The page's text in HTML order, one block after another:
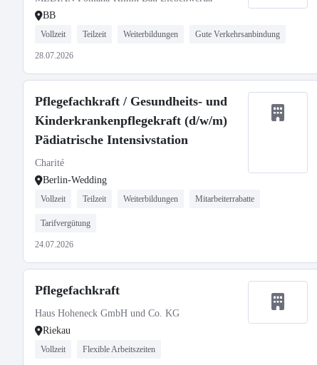
BB
Vollzeit Teilzeit Weiterbildungen Gute Verkehrsanbindung
28.07.2026
Pflegefachkraft / Gesundheits- und
Kinderkrankenpflegekraft (d/w/m)
Pädiatrische Intensivstation
Charité
Berlin-Wedding
Vollzeit Teilzeit Weiterbildungen Mitarbeiterrabatte
Tarifvergütung
24.07.2026
Pflegefachkraft
Haus Hoheneck GmbH und Co. KG
Riekau
Vollzeit Flexible Arbeitszeiten